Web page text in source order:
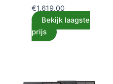
€1,619.00
Bekijk laagste
prijs